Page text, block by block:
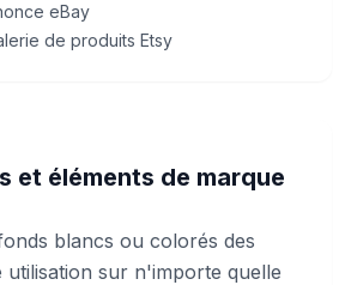
eBay
de produits Etsy
et éléments de marque
blancs ou colorés des
sur n'importe quelle